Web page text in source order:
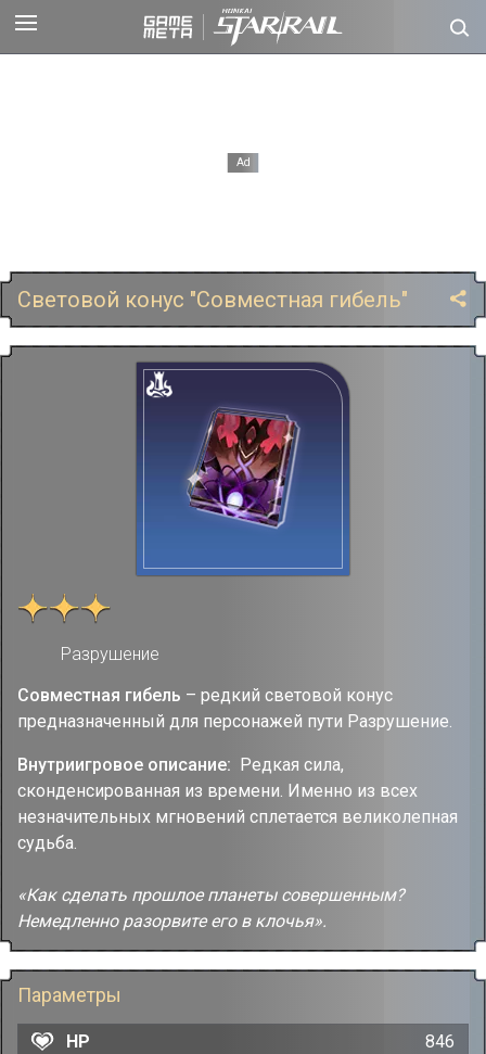
Световой конус "Совместная гибель"
Разрушение
Совместная гибель – редкий световой конус
предназначенный для персонажей пути Разрушение.
Внутриигровое описание: Редкая сила,
сконденсированная из времени. Именно из всех
незначительных мгновений сплетается великолепная
судьба.
«Как сделать прошлое планеты совершенным?
Немедленно разорвите его в клочья».
Параметры
HP
846